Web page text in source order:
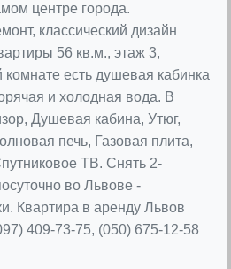
центре города.
классический дизайн
56 кв.м., этаж 3,
есть душевая кабинка
и холодная вода. В
Душевая кабина, Утюг,
печь, Газовая плита,
ТВ. Снять 2-
во Львове -
Квартира в аренду Львов
409-73-75, (050) 675-12-58